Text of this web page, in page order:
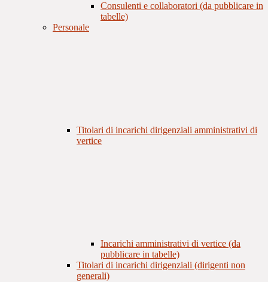
Consulenti e collaboratori (da pubblicare in
tabelle)
Personale
Titolari di incarichi dirigenziali amministrativi di
vertice
Incarichi amministrativi di vertice (da
pubblicare in tabelle)
Titolari di incarichi dirigenziali (dirigenti non
generali)